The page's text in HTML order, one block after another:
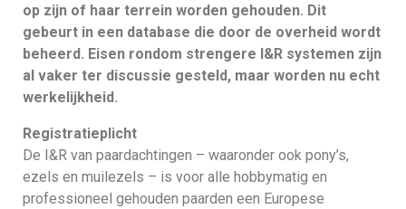
op zijn of haar terrein worden gehouden. Dit
gebeurt in een database die door de overheid wordt
beheerd. Eisen rondom strengere I&R systemen zijn
al vaker ter discussie gesteld, maar worden nu echt
werkelijkheid.
Registratieplicht
De I&R van paardachtingen – waaronder ook pony’s,
ezels en muilezels – is voor alle hobbymatig en
professioneel gehouden paarden een Europese